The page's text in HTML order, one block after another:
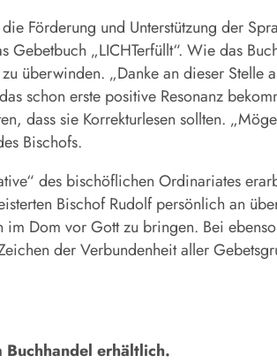
Förderung und Unterstützung der
„LICHTerfüllt“. Wie das
überwinden. „Danke an dieser Stelle
schon erste positive Resonanz
dass sie Korrekturlesen sollten.
Bischofs.
des bischöflichen Ordinariates
Bischof Rudolf persönlich an
im Dom vor Gott zu bringen. Bei
der Verbundenheit aller
erhältlich.